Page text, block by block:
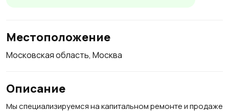
Местоположение
Московская область, Москва
Описание
Мы специализируемся на капитальном ремонте и продаже